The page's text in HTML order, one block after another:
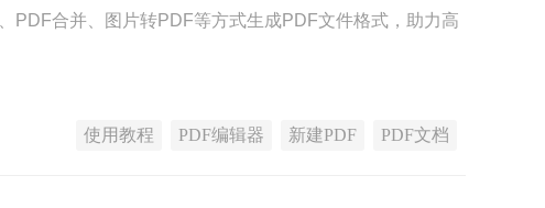
PDF合并、图片转PDF等方式生成PDF文件格式，助力高
使用教程 PDF编辑器 新建PDF PDF文档